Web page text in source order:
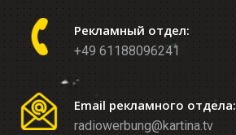
Рекламный отдел:
+49 61188096241
Email рекламного отдела:
radiowerbung@kartina.tv